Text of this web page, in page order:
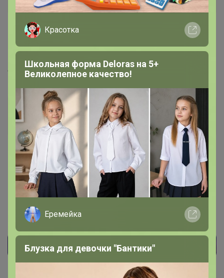
16 декабря, 2020 14:12
, здравствуйте, а когда будет фиксация и
оплата?
Бонифаций
Серебряный организатор
16 декабря, 2020 15:15
Lesya 25, Сегодня-завтра. Заказ уже отгрузили. Счет
надо проверить, так как несколько каких то позиций
Красотка
Школьная форма Deloras на 5+
Великолепное качество!
Еремейка
Блузка для девочки "Бантики"